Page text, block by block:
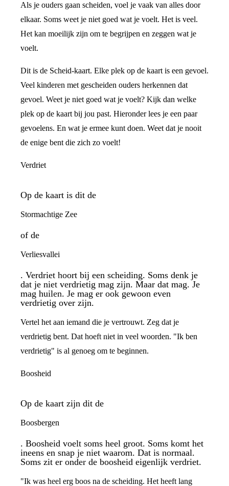
Als je ouders gaan scheiden, voel je vaak van alles door
elkaar. Soms weet je niet goed wat je voelt. Het is veel.
Het kan moeilijk zijn om te begrijpen en zeggen wat je
voelt.
Dit is de Scheid-kaart. Elke plek op de kaart is een gevoel.
Veel kinderen met gescheiden ouders herkennen dat
gevoel. Weet je niet goed wat je voelt? Kijk dan welke
plek op de kaart bij jou past. Hieronder lees je een paar
gevoelens. En wat je ermee kunt doen. Weet dat je nooit
de enige bent die zich zo voelt!
Verdriet
Op de kaart is dit de
Stormachtige Zee
of de
Verliesvallei
. Verdriet hoort bij een scheiding. Soms denk je
dat je niet verdrietig mag zijn. Maar dat mag. Je
mag huilen. Je mag er ook gewoon even
verdrietig over zijn.
Vertel het aan iemand die je vertrouwt. Zeg dat je
verdrietig bent. Dat hoeft niet in veel woorden. "Ik ben
verdrietig" is al genoeg om te beginnen.
Boosheid
Op de kaart zijn dit de
Boosbergen
. Boosheid voelt soms heel groot. Soms komt het
ineens en snap je niet waarom. Dat is normaal.
Soms zit er onder de boosheid eigenlijk verdriet.
"Ik was heel erg boos na de scheiding. Het heeft lang